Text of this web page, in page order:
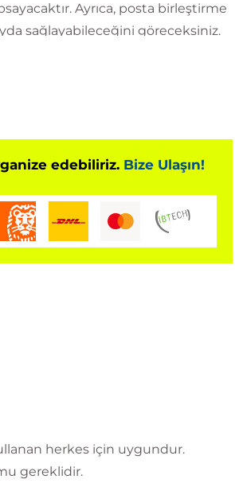
Ayrıca, posta birleştirme
sağlayabileceğini göreceksiniz.
edebiliriz. Bize Ulaşın!
herkes için uygundur.
gereklidir.